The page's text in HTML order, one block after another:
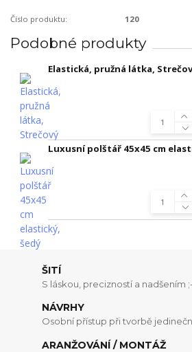
Číslo produktu: 120
Podobné produkty
Elastická, pružná látka,
Luxusní polštář 45x45 cm
ŠITÍ
S láskou, precizností a nadšením
NÁVRHY
Osobní přístup při tvorbě
ARANŽOVÁNÍ / MONTÁŽ